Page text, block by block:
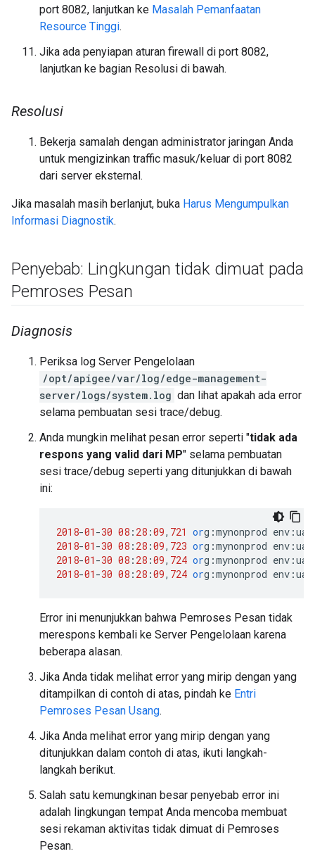
port 8082, lanjutkan ke Masalah Pemanfaatan
Resource Tinggi.
Jika ada penyiapan aturan firewall di port 8082,
lanjutkan ke bagian Resolusi di bawah.
Resolusi
Bekerja samalah dengan administrator jaringan Anda
untuk mengizinkan traffic masuk/keluar di port 8082
dari server eksternal.
Jika masalah masih berlanjut, buka Harus Mengumpulkan
Informasi Diagnostik.
Penyebab: Lingkungan tidak dimuat pada
Pemroses Pesan
Diagnosis
Periksa log Server Pengelolaan
/opt/apigee/var/log/edge-management-
server/logs/system.log dan lihat apakah ada error
selama pembuatan sesi trace/debug.
Anda mungkin melihat pesan error seperti "tidak ada
respons yang valid dari MP" selama pembuatan
sesi trace/debug seperti yang ditunjukkan di bawah
ini:
2018-01 -30 08 : 28 :09, 721 org :mynonprod env :uat
2018-01 -30 08 : 28 :09, 723 org :mynonprod env :uat
2018-01 -30 08 : 28 :09, 724 org :mynonprod env :uat
2018-01 -30 08 : 28 :09, 724 org :mynonprod env :uat
Error ini menunjukkan bahwa Pemroses Pesan tidak
merespons kembali ke Server Pengelolaan karena
beberapa alasan.
Jika Anda tidak melihat error yang mirip dengan yang
ditampilkan di contoh di atas, pindah ke Entri
Pemroses Pesan Usang.
Jika Anda melihat error yang mirip dengan yang
ditunjukkan dalam contoh di atas, ikuti langkah-
langkah berikut.
Salah satu kemungkinan besar penyebab error ini
adalah lingkungan tempat Anda mencoba membuat
sesi rekaman aktivitas tidak dimuat di Pemroses
Pesan.